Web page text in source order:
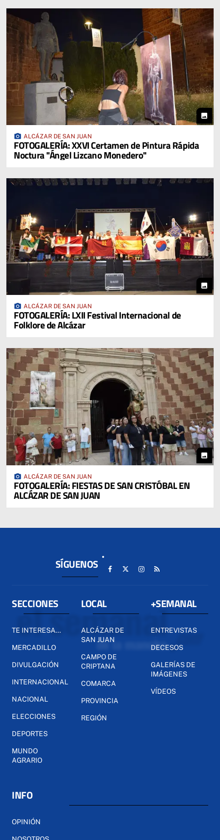
photo
photo_camera ALCÁZAR DE SAN JUAN
FOTOGALERÍA: XXVI Certamen de Pintura Rápida
Noctura "Ángel Lizcano Monedero"
photo
photo_camera ALCÁZAR DE SAN JUAN
FOTOGALERÍA: LXII Festival Internacional de
Folklore de Alcázar
photo
photo_camera ALCÁZAR DE SAN JUAN
FOTOGALERÍA: FIESTAS DE SAN CRISTÓBAL EN
ALCÁZAR DE SAN JUAN
SÍGUENOS
SECCIONES
TE INTERESA...
MERCADILLO
DIVULGACIÓN
INTERNACIONAL
NACIONAL
ELECCIONES
DEPORTES
MUNDO
AGRARIO
LOCAL
ALCÁZAR DE
SAN JUAN
CAMPO DE
CRIPTANA
COMARCA
PROVINCIA
REGIÓN
+SEMANAL
ENTREVISTAS
DECESOS
GALERÍAS DE
IMÁGENES
VÍDEOS
INFO
OPINIÓN